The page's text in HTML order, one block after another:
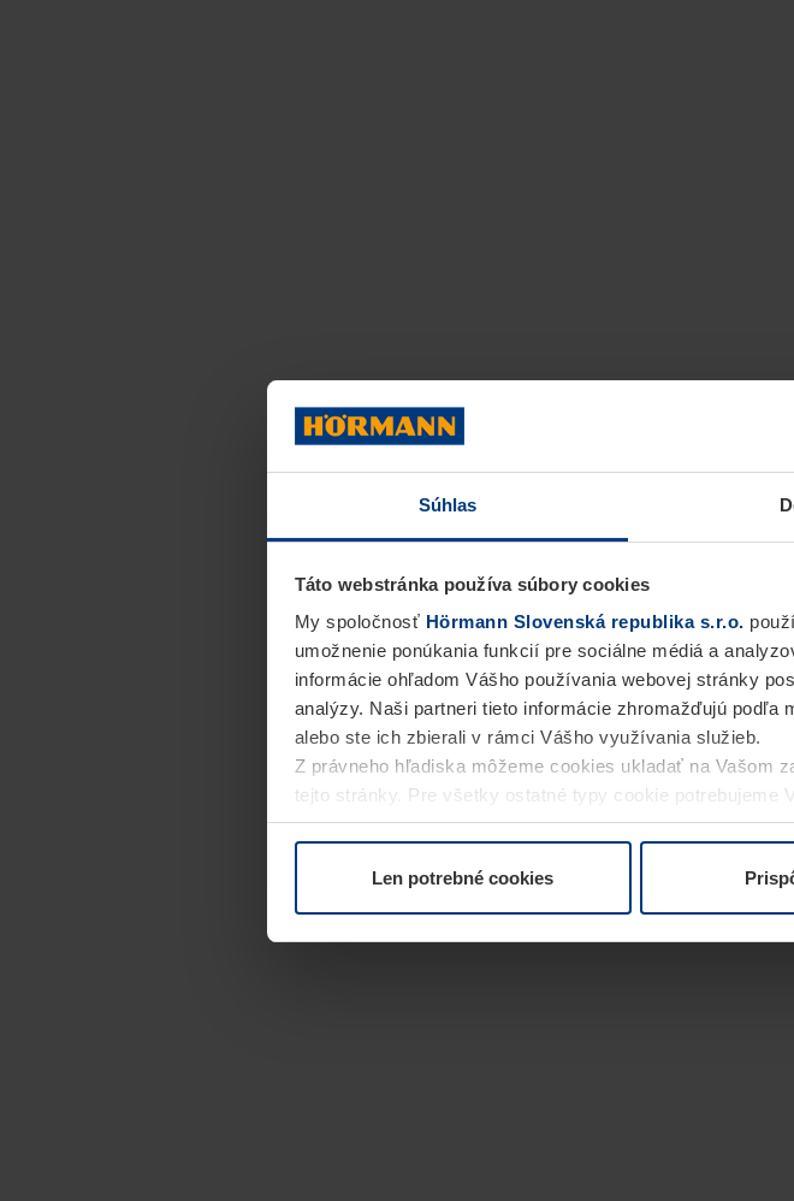
Súhlas
Táto webstránka používa súbory cookies
My spoločnosť Hörmann Slovenská republika s.r.o.
umožnenie ponúkania funkcií pre sociálne médiá a
informácie ohľadom Vášho používania webovej stránky
analýzy. Naši partneri tieto informácie zhromažďujú
alebo ste ich zbierali v rámci Vášho využívania služieb.
Z právneho hľadiska môžeme cookies ukladať na Vašom
tejto stránky. Pre všetky ostatné typy cookie potrebujeme
alebo odvolať vo vysvetlení cookie na stránkeVyhlásenie
Len potrebné cookies